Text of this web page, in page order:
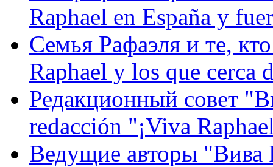
Raphael en España y
Семья Рафаэля и те,
Raphael y los que cerca
Редакционный совет
redacción "¡Viva
Ведущие авторы "Вива